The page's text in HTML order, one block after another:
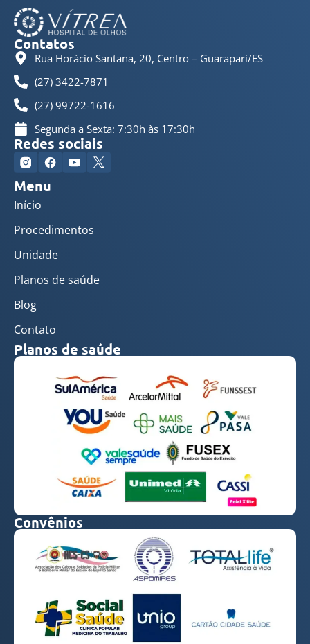
Contatos
Rua Horácio Santana, 20, Centro – Guarapari/ES
(27) 3422-7871
(27) 99722-1616
Segunda a Sexta: 7:30h às 17:30h
Redes sociais
Menu
Início
Procedimentos
Unidade
Planos de saúde
Blog
Contato
Planos de saúde
Convênios